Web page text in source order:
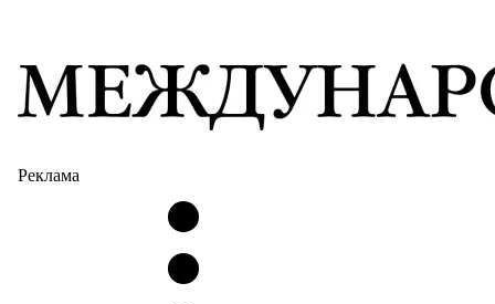
Реклама